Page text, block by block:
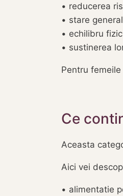
• reducerea
• stare
• echilibru
• sustinerea
Pentru
Ce
Aceasta
Aici vei
• alimentatie